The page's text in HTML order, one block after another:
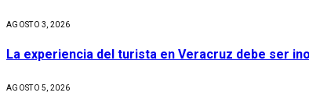
AGOSTO 3, 2026
La experiencia del turista en Veracruz debe ser
AGOSTO 5, 2026